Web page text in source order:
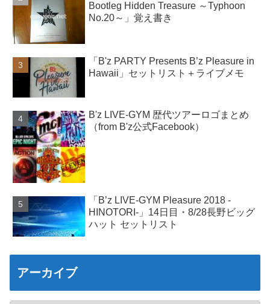
Bootleg Hidden Treasure ～Typhoon
No.20～」覚え書き
「B'z PARTY Presents B’z Pleasure in
Hawaii」セットリスト＋ライブメモ
B'z LIVE-GYM 歴代ツアーロゴまとめ
（from B'z公式Facebook）
「B’z LIVE-GYM Pleasure 2018 -
HINOTORI-」14日目・8/28長野ビッグ
ハット セットリスト
アーカイブ